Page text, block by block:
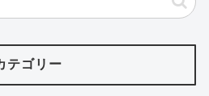
テゴリー